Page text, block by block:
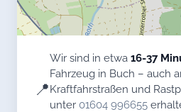
📍
Wir sind in etwa 16-37
Fahrzeug in Buch – auch
Kraftfahrstraßen und
unter 01604 996655